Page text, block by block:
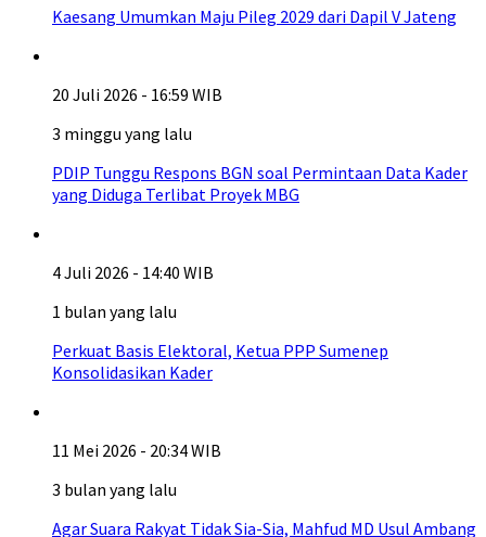
Kaesang Umumkan Maju Pileg 2029 dari Dapil V Jateng
20 Juli 2026 - 16:59 WIB
3 minggu yang lalu
PDIP Tunggu Respons BGN soal Permintaan Data Kader
yang Diduga Terlibat Proyek MBG
4 Juli 2026 - 14:40 WIB
1 bulan yang lalu
Perkuat Basis Elektoral, Ketua PPP Sumenep
Konsolidasikan Kader
11 Mei 2026 - 20:34 WIB
3 bulan yang lalu
Agar Suara Rakyat Tidak Sia-Sia, Mahfud MD Usul Ambang